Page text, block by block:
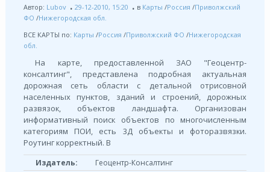
Автор: Lubov 29-12-2010, 15:20 в Карты /Россия /Приволжский
ФО /Нижегородская обл.
ВСЕ КАРТЫ по: Карты /Россия /Приволжский ФО /Нижегородская
обл.
На карте, предоставленной ЗАО "Геоцентр-
консалтинг", представлена подробная актуальная
дорожная сеть области с детальной отрисовной
населенных пунктов, зданий и строений, дорожных
развязок, объектов ландшафта. Организован
информативный поиск объектов по многочисленным
категориям ПОИ, есть 3Д объекты и фоторазвязки.
Роутинг корректный. В
Издатель:
Геоцентр-Консалтинг